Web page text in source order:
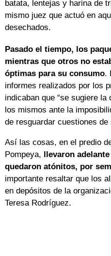
batata, lentejas y harina de
mismo juez que actuó en
desechados.
Pasado el tiempo, los
mientras que otros no
óptimas para su consumo.
informes realizados por los
indicaban que “se sugiere
los mismos ante la
de resguardar cuestiones de
Así las cosas, en el predio
Pompeya, llevaron
quedaron atónitos, por
importante resaltar que los
en depósitos de la
Teresa Rodríguez.